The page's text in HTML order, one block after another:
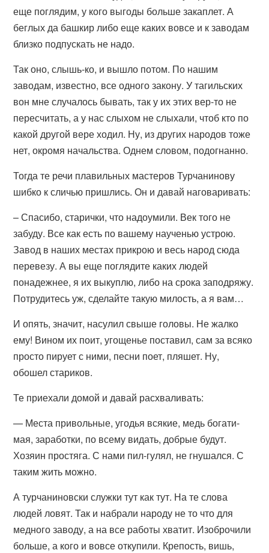
еще поглядим, у кого выгоды больше закаплет. А
беглых да башкир либо еще каких вовсе и к заводам
близко подпускать не надо.
Так оно, слышь-ко, и вышло потом. По нашим
заводам, известно, все одного закону. У тагильских
вон мне случалось бывать, так у их этих вер-то не
пересчитать, а у нас слыхом не слыхали, чтоб кто по
какой другой вере ходил. Ну, из других народов тоже
нет, окромя начальства. Однем словом, подогнанно.
Тогда те речи плавильных мастеров Турчанинову
шибко к сличью пришлись. Он и давай наговаривать:
– Спасибо, старички, что надоумили. Век того не
забуду. Все как есть по вашему наученью устрою.
Завод в наших местах прикрою и весь народ сюда
перевезу. А вы еще поглядите каких людей
понадежнее, я их выкуплю, либо на срока заподряжу.
Потрудитесь уж, сделайте такую милость, а я вам…
И опять, значит, насулил свыше головы. Не жалко
ему! Вином их поит, угощенье поставил, сам за всяко
просто пирует с ними, песни поет, пляшет. Ну,
обошел стариков.
Те приехали домой и давай расхваливать:
— Места привольные, угодья всякие, медь богати-
мая, заработки, по всему видать, добрые будут.
Хозяин простяга. С нами пил-гулял, не гнушался. С
таким жить можно.
А турчаниновски служки тут как тут. На те слова
людей ловят. Так и набрали народу не то что для
медного заводу, а на все работы хватит. Изоброчили
больше, а кого и вовсе откупили. Крепость, вишь,